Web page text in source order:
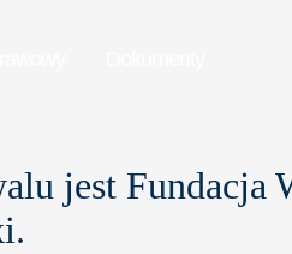
jest Fundacja